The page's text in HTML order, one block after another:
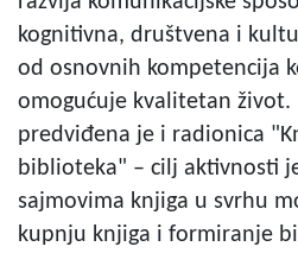
kognitivna, društvena i
od osnovnih kompetencija
omogućuje kvalitetan
predviđena je i radionica
biblioteka" – cilj aktivnosti
sajmovima knjiga u svrhu
kupnju knjiga i formiranje